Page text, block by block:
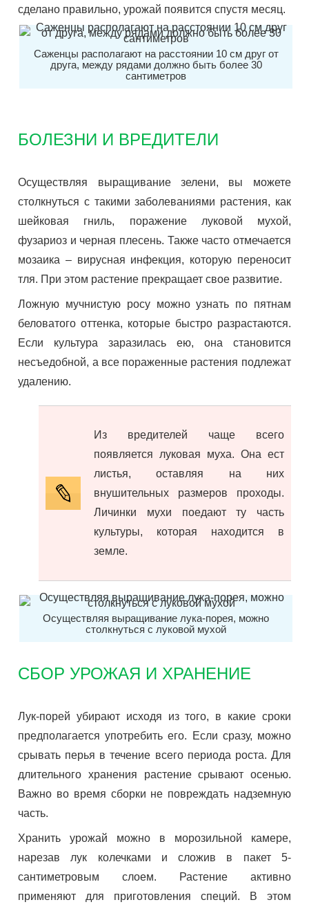
сделано правильно, урожай появится спустя месяц.
Саженцы располагают на расстоянии 10 см друг от
друга, между рядами должно быть более 30
сантиметров
БОЛЕЗНИ И ВРЕДИТЕЛИ
Осуществляя выращивание зелени, вы можете
столкнуться с такими заболеваниями растения, как
шейковая гниль, поражение луковой мухой,
фузариоз и черная плесень. Также часто отмечается
мозаика – вирусная инфекция, которую переносит
тля. При этом растение прекращает свое развитие.
Ложную мучнистую росу можно узнать по пятнам
беловатого оттенка, которые быстро разрастаются.
Если культура заразилась ею, она становится
несъедобной, а все пораженные растения подлежат
удалению.
Из вредителей чаще всего
появляется луковая муха. Она ест
листья, оставляя на них
внушительных размеров проходы.
Личинки мухи поедают ту часть
культуры, которая находится в
земле.
Осуществляя выращивание лука-порея, можно
столкнуться с луковой мухой
СБОР УРОЖАЯ И ХРАНЕНИЕ
Лук-порей убирают исходя из того, в какие сроки
предполагается употребить его. Если сразу, можно
срывать перья в течение всего периода роста. Для
длительного хранения растение срывают осенью.
Важно во время сборки не повреждать надземную
часть.
Хранить урожай можно в морозильной камере,
нарезав лук колечками и сложив в пакет 5-
сантиметровым слоем. Растение активно
применяют для приготовления специй. В этом